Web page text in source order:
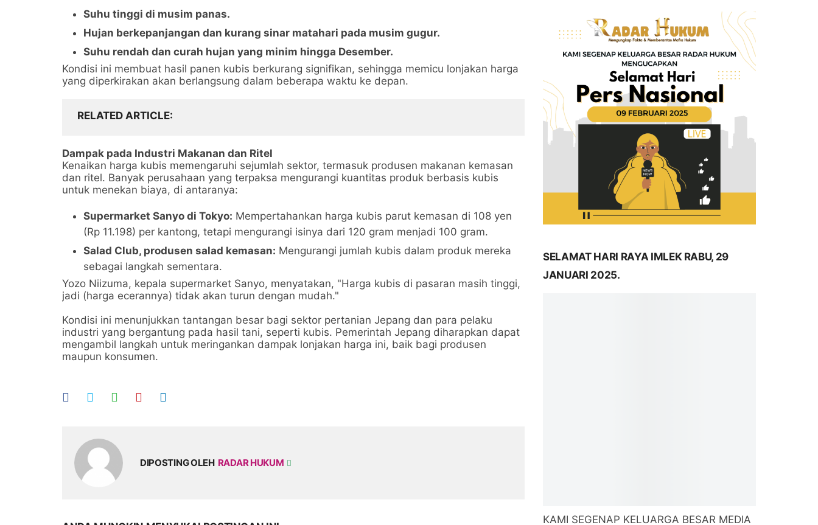
Suhu tinggi di musim panas.
Hujan berkepanjangan dan kurang sinar matahari pada musim gugur.
Suhu rendah dan curah hujan yang minim hingga Desember.
Kondisi ini membuat hasil panen kubis berkurang signifikan, sehingga memicu lonjakan harga
yang diperkirakan akan berlangsung dalam beberapa waktu ke depan.
RELATED ARTICLE
Dampak pada Industri Makanan dan Ritel
Kenaikan harga kubis memengaruhi sejumlah sektor, termasuk produsen makanan kemasan
dan ritel. Banyak perusahaan yang terpaksa mengurangi kuantitas produk berbasis kubis
untuk menekan biaya, di antaranya:
Supermarket Sanyo di Tokyo: Mempertahankan harga kubis parut kemasan di 108 yen
(Rp 11.198) per kantong, tetapi mengurangi isinya dari 120 gram menjadi 100 gram.
Salad Club, produsen salad kemasan: Mengurangi jumlah kubis dalam produk mereka
sebagai langkah sementara.
Yozo Niizuma, kepala supermarket Sanyo, menyatakan, "Harga kubis di pasaran masih tinggi,
jadi (harga ecerannya) tidak akan turun dengan mudah."
Kondisi ini menunjukkan tantangan besar bagi sektor pertanian Jepang dan para pelaku
industri yang bergantung pada hasil tani, seperti kubis. Pemerintah Jepang diharapkan dapat
mengambil langkah untuk meringankan dampak lonjakan harga ini, baik bagi produsen
maupun konsumen.
DIPOSTING OLEH RADAR HUKUM
SELAMAT HARI RAYA IMLEK RABU, 29
JANUARI 2025.
KAMI SEGENAP KELUARGA BESAR MEDIA